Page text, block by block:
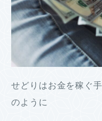
せどりはお金を稼ぐ
のように